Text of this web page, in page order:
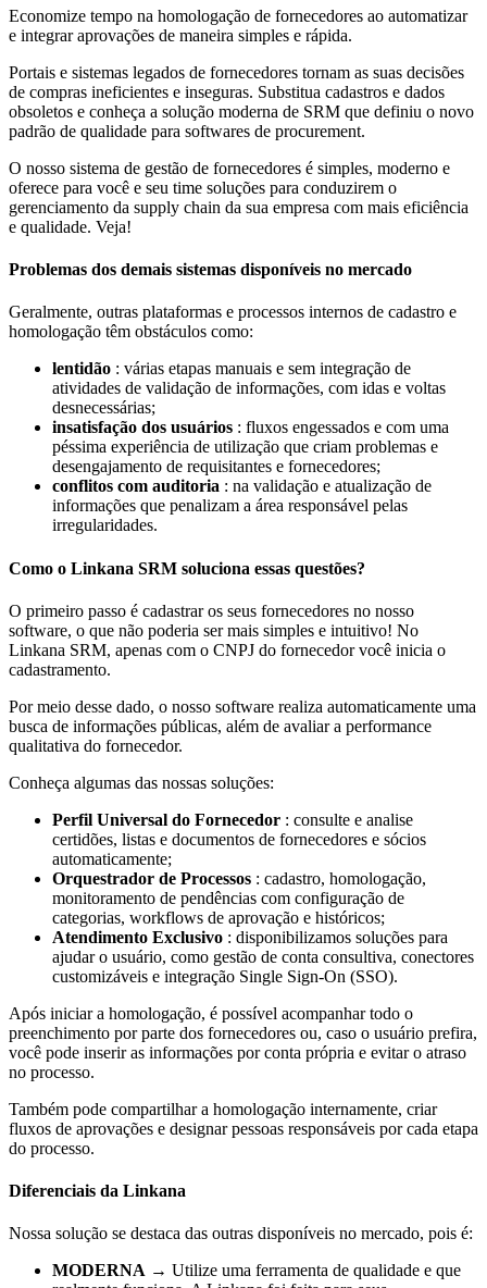
Economize tempo na homologação de fornecedores ao automatizar
e integrar aprovações de maneira simples e rápida.
Portais e sistemas legados de fornecedores tornam as suas decisões
de compras ineficientes e inseguras. Substitua cadastros e dados
obsoletos e conheça a solução moderna de SRM que definiu o novo
padrão de qualidade para softwares de procurement.
O nosso sistema de gestão de fornecedores é simples, moderno e
oferece para você e seu time soluções para conduzirem o
gerenciamento da supply chain da sua empresa com mais eficiência
e qualidade. Veja!
Problemas dos demais sistemas disponíveis no mercado
Geralmente, outras plataformas e processos internos de cadastro e
homologação têm obstáculos como:
lentidão : várias etapas manuais e sem integração de
atividades de validação de informações, com idas e voltas
desnecessárias;
insatisfação dos usuários : fluxos engessados e com uma
péssima experiência de utilização que criam problemas e
desengajamento de requisitantes e fornecedores;
conflitos com auditoria : na validação e atualização de
informações que penalizam a área responsável pelas
irregularidades.
Como o Linkana SRM soluciona essas questões?
O primeiro passo é cadastrar os seus fornecedores no nosso
software, o que não poderia ser mais simples e intuitivo! No
Linkana SRM, apenas com o CNPJ do fornecedor você inicia o
cadastramento.
Por meio desse dado, o nosso software realiza automaticamente uma
busca de informações públicas, além de avaliar a performance
qualitativa do fornecedor.
Conheça algumas das nossas soluções:
Perfil Universal do Fornecedor : consulte e analise
certidões, listas e documentos de fornecedores e sócios
automaticamente;
Orquestrador de Processos : cadastro, homologação,
monitoramento de pendências com configuração de
categorias, workflows de aprovação e históricos;
Atendimento Exclusivo : disponibilizamos soluções para
ajudar o usuário, como gestão de conta consultiva, conectores
customizáveis e integração Single Sign-On (SSO).
Após iniciar a homologação, é possível acompanhar todo o
preenchimento por parte dos fornecedores ou, caso o usuário prefira,
você pode inserir as informações por conta própria e evitar o atraso
no processo.
Também pode compartilhar a homologação internamente, criar
fluxos de aprovações e designar pessoas responsáveis por cada etapa
do processo.
Diferenciais da Linkana
Nossa solução se destaca das outras disponíveis no mercado, pois é:
MODERNA → Utilize uma ferramenta de qualidade e que